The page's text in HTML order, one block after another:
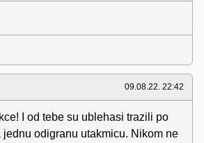
09.08.22. 22:42
I od tebe su ublehasi trazili po
jednu odigranu utakmicu. Nikom ne